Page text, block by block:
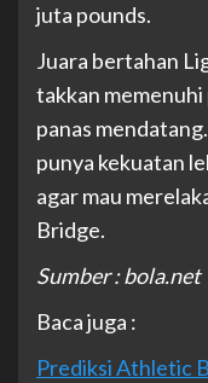
juta pounds.
Juara bertahan
takkan memenuhi
panas
punya kekuatan
agar mau
Bridge.
Sumber : bola.net
Baca juga :
Prediksi Athletic